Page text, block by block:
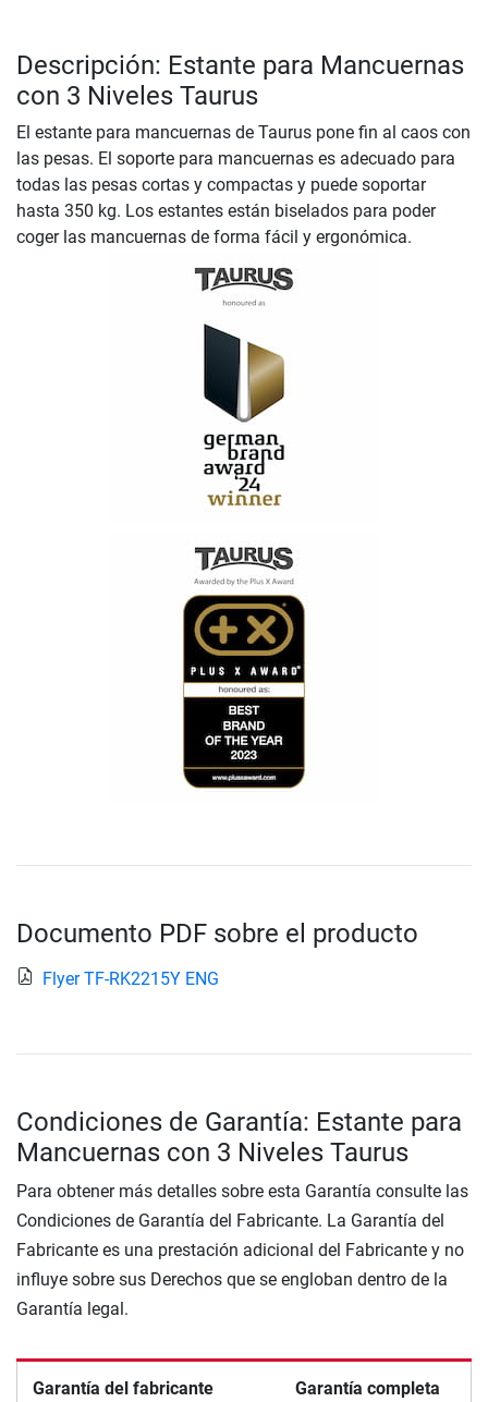
Descripción: Estante para Mancuernas
con 3 Niveles Taurus
El estante para mancuernas de Taurus pone fin al caos con
las pesas. El soporte para mancuernas es adecuado para
todas las pesas cortas y compactas y puede soportar
hasta 350 kg. Los estantes están biselados para poder
coger las mancuernas de forma fácil y ergonómica.
Documento PDF sobre el producto
Flyer TF-RK2215Y ENG
Condiciones de Garantía: Estante para
Mancuernas con 3 Niveles Taurus
Para obtener más detalles sobre esta Garantía consulte las
Condiciones de Garantía del Fabricante. La Garantía del
Fabricante es una prestación adicional del Fabricante y no
influye sobre sus Derechos que se engloban dentro de la
Garantía legal.
Garantía del fabricante Garantía completa